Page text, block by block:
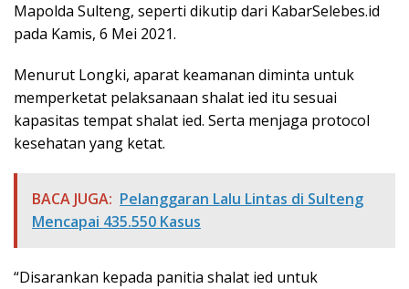
Mapolda Sulteng, seperti dikutip dari KabarSelebes.id
pada Kamis, 6 Mei 2021.
Menurut Longki, aparat keamanan diminta untuk
memperketat pelaksanaan shalat ied itu sesuai
kapasitas tempat shalat ied. Serta menjaga protocol
kesehatan yang ketat.
BACA JUGA: Pelanggaran Lalu Lintas di Sulteng
Mencapai 435.550 Kasus
“Disarankan kepada panitia shalat ied untuk